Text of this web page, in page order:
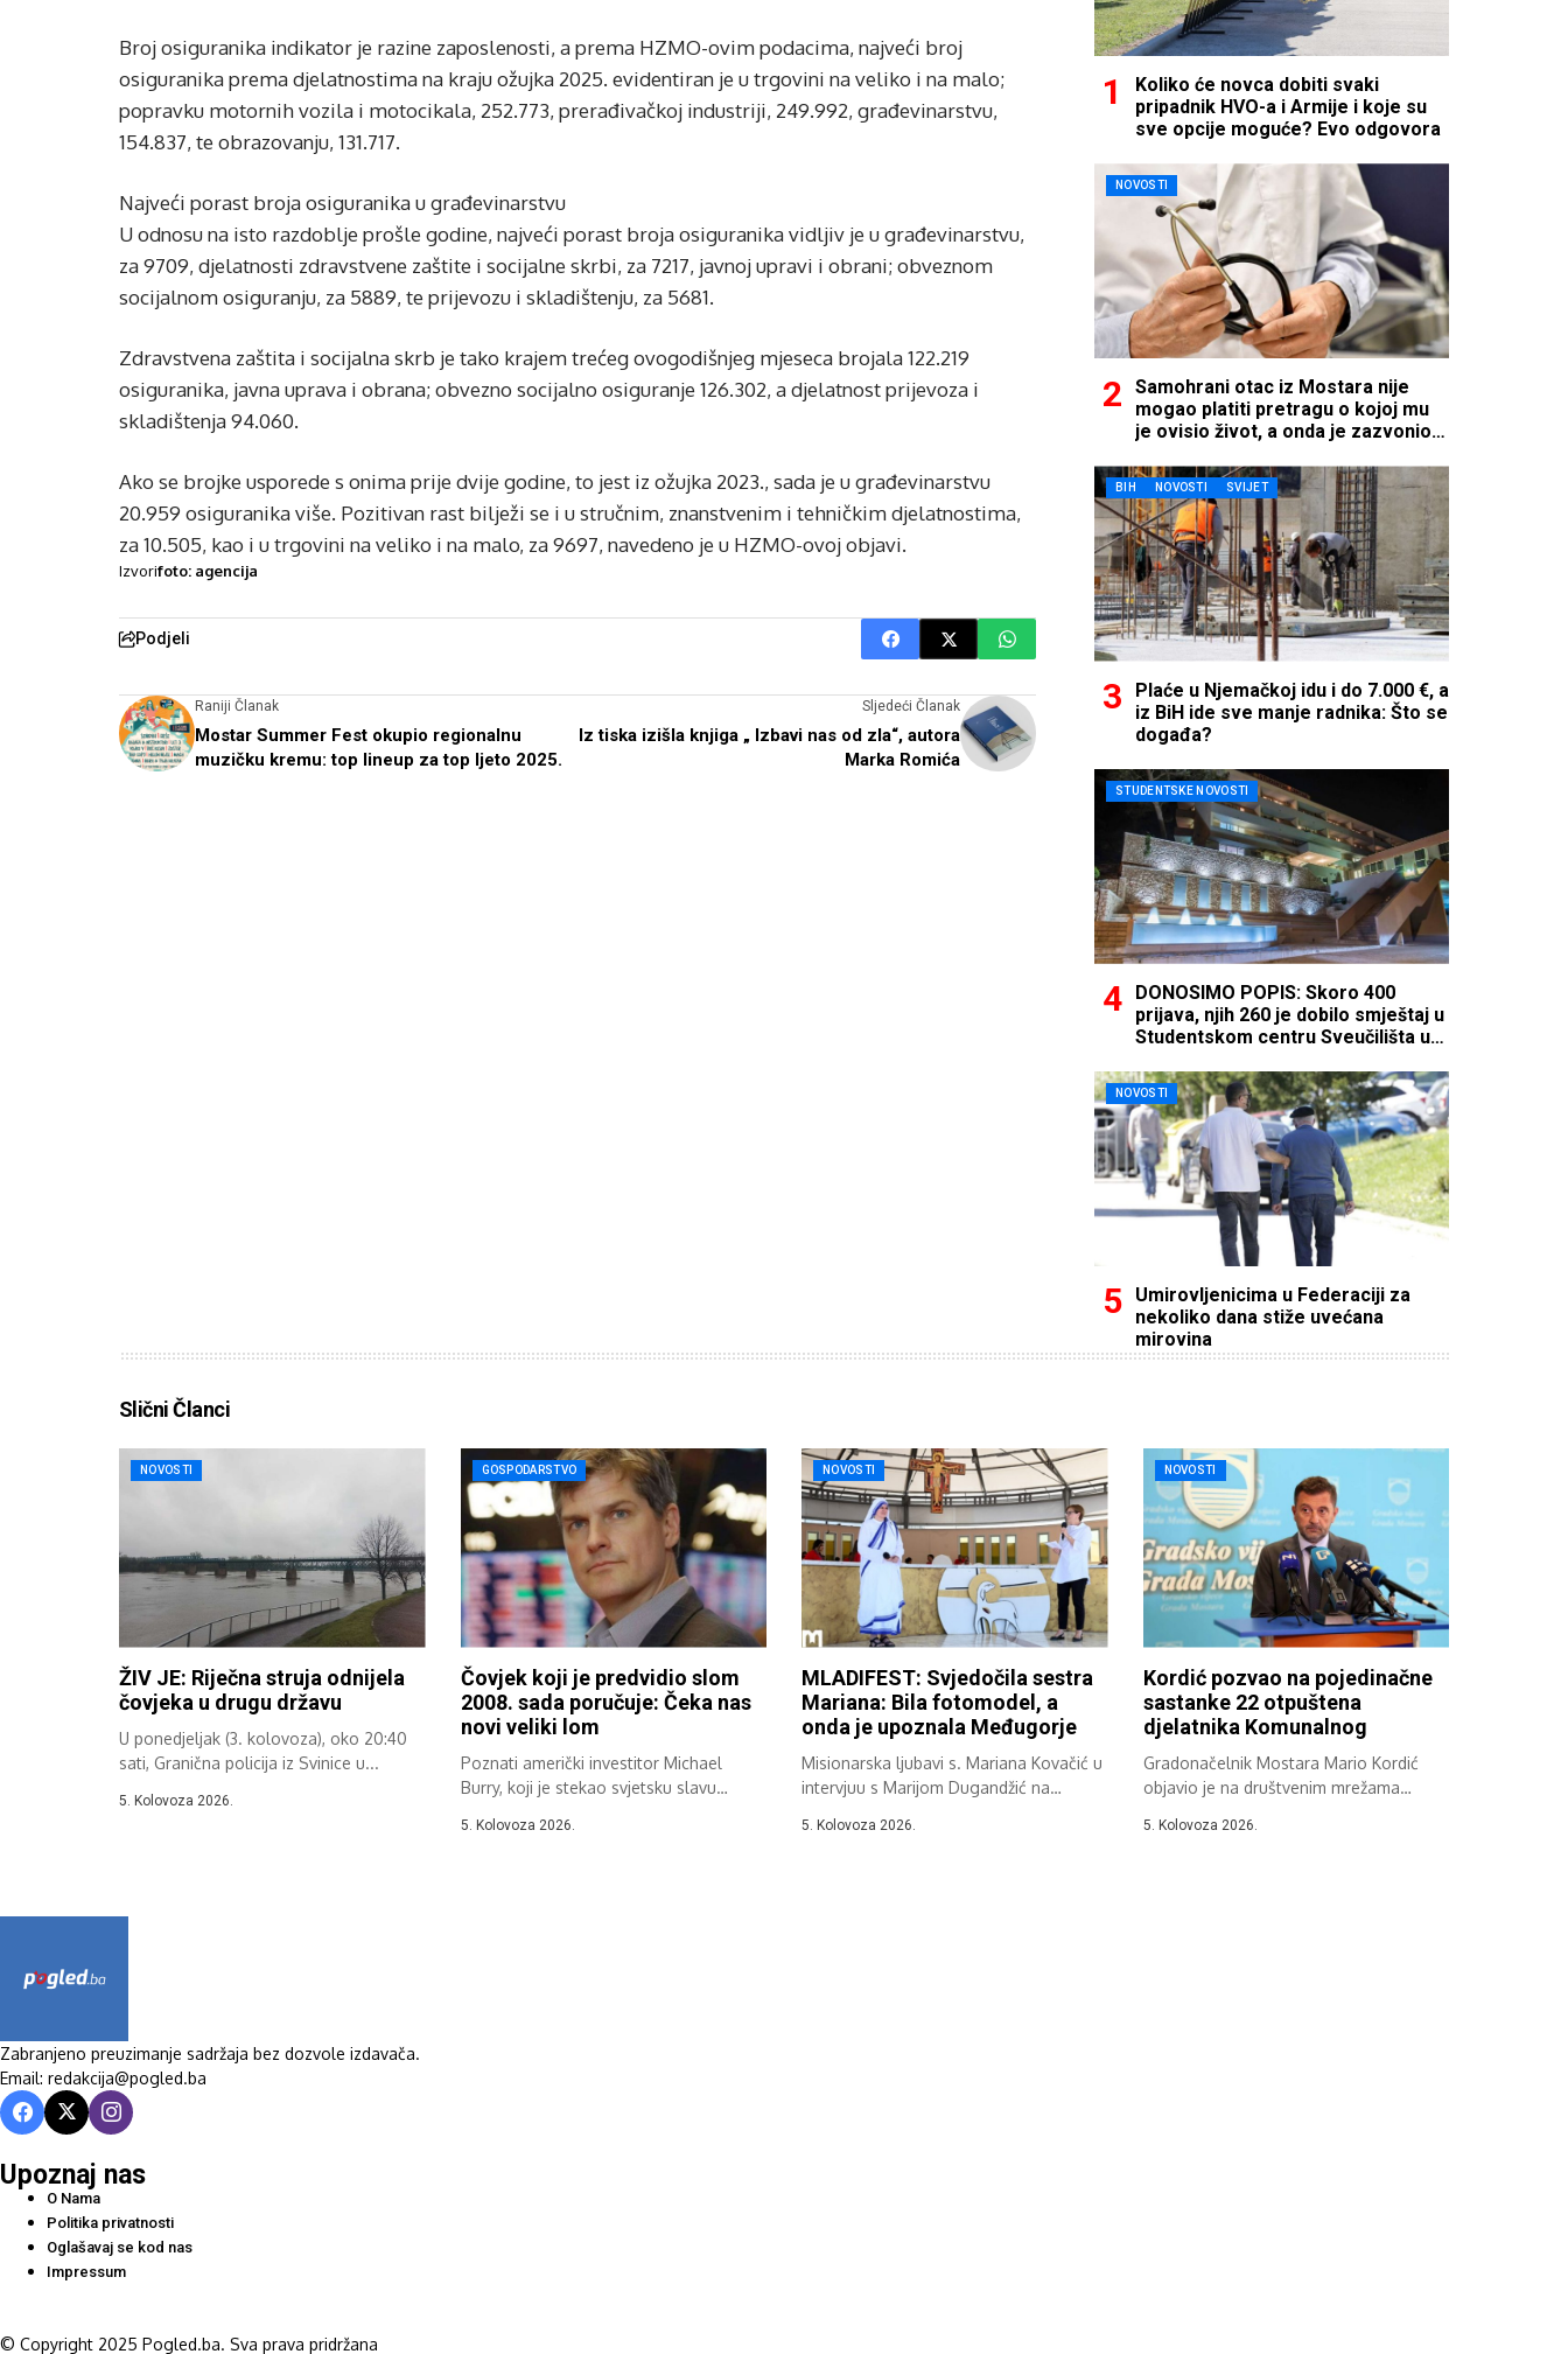
Broj osiguranika indikator je razine zaposlenosti, a prema HZMO-ovim podacima, najveći broj
osiguranika prema djelatnostima na kraju ožujka 2025. evidentiran je u trgovini na veliko i na malo;
popravku motornih vozila i motocikala, 252.773, prerađivačkoj industriji, 249.992, građevinarstvu,
154.837, te obrazovanju, 131.717.
Najveći porast broja osiguranika u građevinarstvu
U odnosu na isto razdoblje prošle godine, najveći porast broja osiguranika vidljiv je u građevinarstvu,
za 9709, djelatnosti zdravstvene zaštite i socijalne skrbi, za 7217, javnoj upravi i obrani; obveznom
socijalnom osiguranju, za 5889, te prijevozu i skladištenju, za 5681.
Zdravstvena zaštita i socijalna skrb je tako krajem trećeg ovogodišnjeg mjeseca brojala 122.219
osiguranika, javna uprava i obrana; obvezno socijalno osiguranje 126.302, a djelatnost prijevoza i
skladištenja 94.060.
Ako se brojke usporede s onima prije dvije godine, to jest iz ožujka 2023., sada je u građevinarstvu
20.959 osiguranika više. Pozitivan rast bilježi se i u stručnim, znanstvenim i tehničkim djelatnostima,
za 10.505, kao i u trgovini na veliko i na malo, za 9697, navedeno je u HZMO-ovoj objavi.
Izvorifoto: agencija
Podjeli
Raniji Članak
Mostar Summer Fest okupio regionalnu
muzičku kremu: top lineup za top ljeto 2025.
Sljedeći Članak
Iz tiska izišla knjiga „ Izbavi nas od zla“, autora
Marka Romića
Koliko će novca dobiti svaki
pripadnik HVO-a i Armije i koje su
sve opcije moguće? Evo odgovora
NOVOSTI
Samohrani otac iz Mostara nije
mogao platiti pretragu o kojoj mu
je ovisio život, a onda je zazvonio
BIH NOVOSTI SVIJET
Plaće u Njemačkoj idu i do 7.000 €, a
iz BiH ide sve manje radnika: Što se
događa?
STUDENTSKE NOVOSTI
DONOSIMO POPIS: Skoro 400
prijava, njih 260 je dobilo smještaj u
Studentskom centru Sveučilišta u
NOVOSTI
Umirovljenicima u Federaciji za
nekoliko dana stiže uvećana
mirovina
Slični Članci
NOVOSTI
ŽIV JE: Riječna struja odnijela
čovjeka u drugu državu
U ponedjeljak (3. kolovoza), oko 20:40
sati, Granična policija iz Svinice u...
5. Kolovoza 2026.
GOSPODARSTVO
Čovjek koji je predvidio slom
2008. sada poručuje: Čeka nas
novi veliki lom
Poznati američki investitor Michael
Burry, koji je stekao svjetsku slavu
5. Kolovoza 2026.
NOVOSTI
MLADIFEST: Svjedočila sestra
Mariana: Bila fotomodel, a
onda je upoznala Međugorje
Misionarska ljubavi s. Mariana Kovačić u
intervjuu s Marijom Dugandžić na
5. Kolovoza 2026.
NOVOSTI
Kordić pozvao na pojedinačne
sastanke 22 otpuštena
djelatnika Komunalnog
Gradonačelnik Mostara Mario Kordić
objavio je na društvenim mrežama
5. Kolovoza 2026.
Zabranjeno preuzimanje sadržaja bez dozvole izdavača.
Email: redakcija@pogled.ba
Upoznaj nas
O Nama
Politika privatnosti
Oglašavaj se kod nas
Impressum
© Copyright 2025 Pogled.ba. Sva prava pridržana